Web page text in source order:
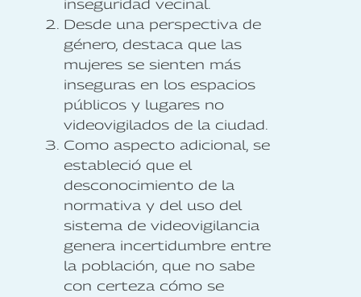
inseguridad vecinal.
Desde una perspectiva de
género, destaca que las
mujeres se sienten más
inseguras en los espacios
públicos y lugares no
videovigilados de la ciudad.
Como aspecto adicional, se
estableció que el
desconocimiento de la
normativa y del uso del
sistema de videovigilancia
genera incertidumbre entre
la población, que no sabe
con certeza cómo se